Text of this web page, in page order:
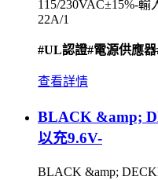
115/230VAC±15%-輸
22A/1
#UL認證#電源供應器
查看詳情
BLACK &amp;
以充9.6V-
BLACK &amp;